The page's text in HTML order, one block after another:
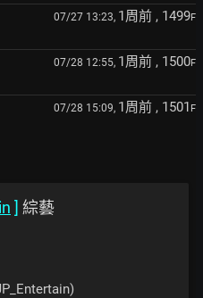
07/27 13:23, 1周前 , 1499F
07/28 12:55, 1周前 , 1500F
07/28 15:09, 1周前 , 1501 F
] 綜藝